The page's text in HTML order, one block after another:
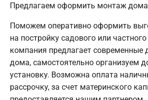
Предлагаем оформить монтаж дома
Поможем оперативно оформить
на постройку садового или
компания предлагает современные
дома, самостоятельно организуем
установку. Возможна оплата
рассрочку, за счет материнского